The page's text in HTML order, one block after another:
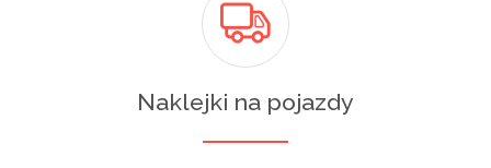
Naklejki na pojazdy